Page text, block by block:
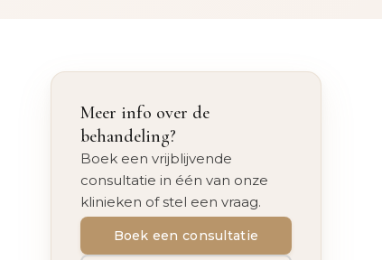
Meer info over de
behandeling?
Boek een vrijblijvende
consultatie in één van onze
klinieken of stel een vraag.
Boek een consultatie